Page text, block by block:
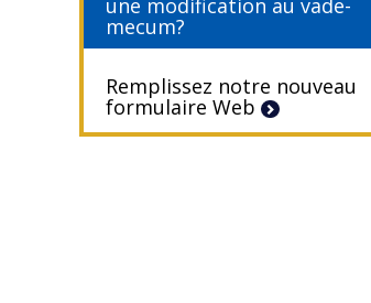
une modification au vade-
mecum?
Remplissez notre nouveau
formulaire Web